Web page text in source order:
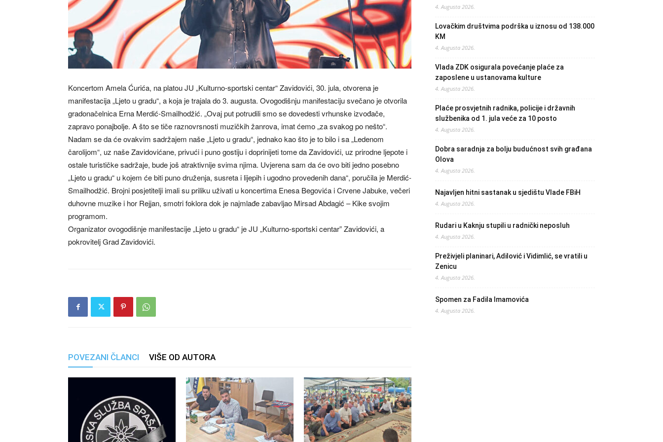
Koncertom Amela Ćurića, na platou JU „Kulturno-sportski centar“ Zavidovići, 30. jula, otvorena je
manifestacija „Ljeto u gradu“, a koja je trajala do 3. augusta. Ovogodišnju manifestaciju svečano je otvorila
gradonačelnica Erna Merdić-Smailhodžić. „Ovaj put potrudili smo se dovedesti vrhunske izvođače,
zapravo ponajbolje. A što se tiče raznovrsnosti muzičkih žanrova, imat ćemo „za svakog po nešto“.
Nadam se da će ovakvim sadržajem naše „Ljeto u gradu“, jednako kao što je to bilo i sa „Ledenom
čarolijom“, uz naše Zavidovićane, privući i puno gostiju i doprinijeti tome da Zavidovići, uz prirodne ljepote i
ostale turističke sadržaje, bude još atraktivnije svima njima. Uvjerena sam da će ovo biti jedno posebno
„Ljeto u gradu“ u kojem će biti puno druženja, susreta i lijepih i ugodno provedenih dana“, poručila je Merdić-
Smailhodžić. Brojni posjetitelji imali su priliku uživati u koncertima Enesa Begovića i Crvene Jabuke, večeri
duhovne muzike i hor Rejjan, smotri foklora dok je najmlađe zabavljao Mirsad Abdagić – Kike svojim
programom.
Organizator ovogodišnje manifestacije „Ljeto u gradu“ je JU „Kulturno-sportski centar” Zavidovići, a
pokrovitelj Grad Zavidovići.
POVEZANI ČLANCI VIŠE OD AUTORA
4. Augusta 2026.
Lovačkim društvima podrška u iznosu od 138.000
KM
4. Augusta 2026.
Vlada ZDK osigurala povećanje plaće za
zaposlene u ustanovama kulture
4. Augusta 2026.
Plaće prosvjetnih radnika, policije i državnih
službenika od 1. jula veće za 10 posto
4. Augusta 2026.
Dobra saradnja za bolju budućnost svih građana
Olova
4. Augusta 2026.
Najavljen hitni sastanak u sjedištu Vlade FBiH
4. Augusta 2026.
Rudari u Kaknju stupili u radnički neposluh
4. Augusta 2026.
Preživjeli planinari, Adilović i Vidimlić, se vratili u
Zenicu
4. Augusta 2026.
Spomen za Fadila Imamovića
4. Augusta 2026.